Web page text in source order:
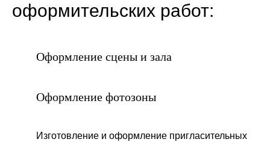
оформительских работ:
Оформление сцены и зала
Оформление фотозоны
Изготовление и оформление пригласительных